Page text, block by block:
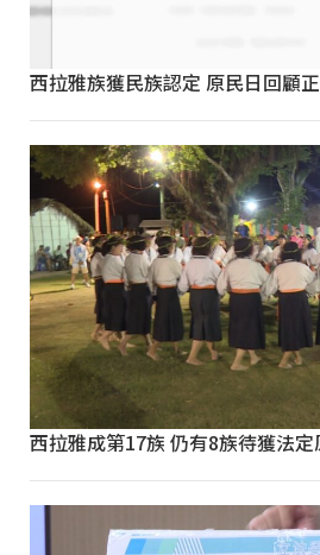
西拉雅族獲民族認定 原民日回顧
西拉雅成第17族 仍有8族待獲法